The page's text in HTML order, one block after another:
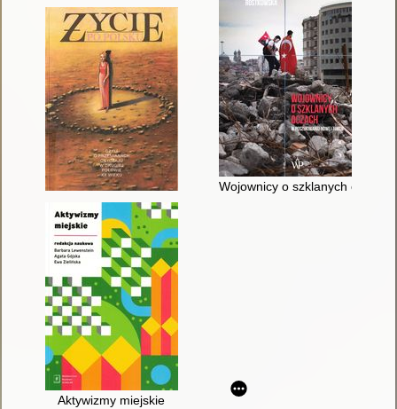
Wojownicy o szklanych oczach
Aktywizmy miejskie